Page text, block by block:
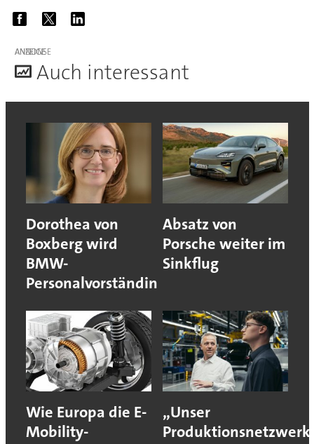
ANZEIGE
Auch interessant
Dorothea von
Boxberg wird
BMW-
Personalvorständin
Absatz von
Porsche weiter im
Sinkflug
Wie Europa die E-
Mobility-
„Unser
Produktionsnetzwerk